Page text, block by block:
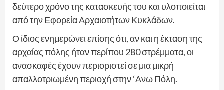
δεύτερο χρόνο της κατασκευής του και υλοποιείται
από την Εφορεία Αρχαιοτήτων Κυκλάδων.
Ο ίδιος ενημερώνει επίσης ότι, αν και η έκταση της
αρχαίας πόλης ήταν περίπου 280 στρέμματα, οι
ανασκαφές έχουν περιοριστεί σε μια μικρή
απαλλοτριωμένη περιοχή στην ‘Ανω Πόλη.